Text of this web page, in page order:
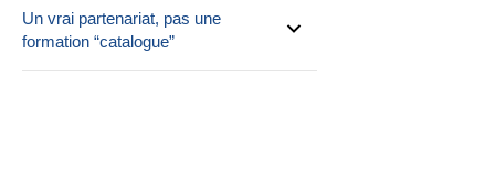
Un vrai partenariat, pas une
formation “catalogue”